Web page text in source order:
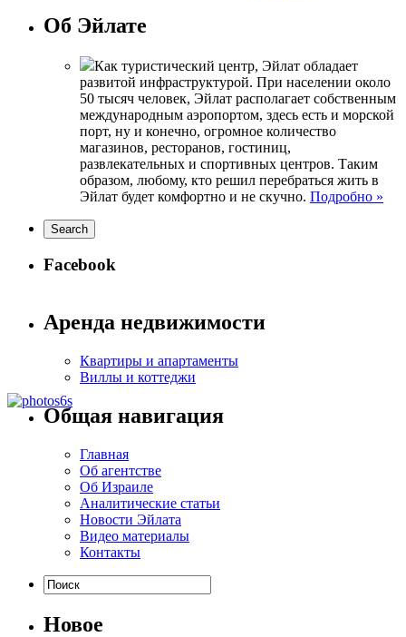
Об Эйлате
Как туристический центр, Эйлат обладает
развитой инфраструктурой. При населении около
50 тысяч человек, Эйлат располагает собственным
международным аэропортом, здесь есть и морской
порт, ну и конечно, огромное количество
магазинов, ресторанов, гостиниц,
развлекательных и спортивных центров. Таким
образом, любому, кто решил перебраться жить в
Эйлат будет комфортно и не скучно. Подробно »
Facebook
Аренда недвижимости
Квартиры и апартаменты
Виллы и коттеджи
Общая навигация
Главная
Об агентстве
Об Израиле
Аналитические статьи
Новости Эйлата
Видео материалы
Контакты
Новое